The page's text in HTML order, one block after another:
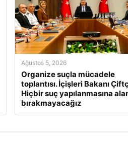
Ağustos 5, 2026
Organize suçla mücadele
toplantısı. İçişleri Bakanı
Hiçbir suç yapılanmasına
bırakmayacağız